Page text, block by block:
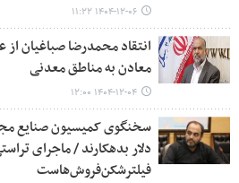
۱۴۰۴-۱۲-۰۶ ۱۱:۲۲
انتقاد محمدرضا صباغیان
معادن به مناطق معدنی
۱۴۰۴-۱۲-۰۴ ۱۲:۰۰
دلار بدهکارند / ماجرای
فیلترشکن‌فروش‌هاست